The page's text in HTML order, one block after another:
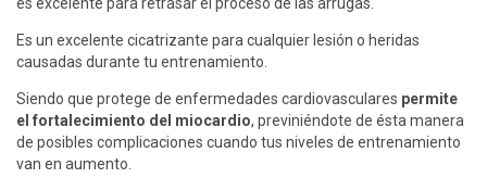
es excelente para retrasar el proceso de las arrugas.
Es un excelente cicatrizante para cualquier lesión o heridas
causadas durante tu entrenamiento.
Siendo que protege de enfermedades cardiovasculares permite
el fortalecimiento del miocardio, previniéndote de ésta manera
de posibles complicaciones cuando tus niveles de entrenamiento
van en aumento.